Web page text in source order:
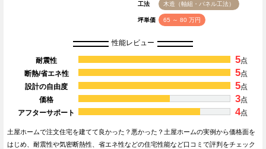
工法 木造（軸組・パネル工法）
坪単価 65 ～ 80 万円
性能レビュー
耐震性 5点
断熱/省エネ性
5点
設計の自由度
5点
価格
3点
アフターサポート
4点
土屋ホームで注文住宅を建てて良かった？悪かった？土屋ホームの実例から価格面を
はじめ、耐震性や気密断熱性、省エネ性などの住宅性能など口コミで評判をチェック